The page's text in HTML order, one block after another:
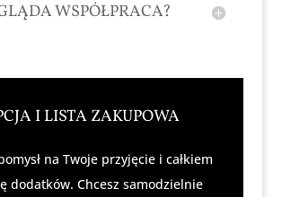
WSPÓŁPRACA?
I LISTA ZAKUPOWA
na Twoje przyjęcie i całkiem
dodatków. Chcesz samodzielnie